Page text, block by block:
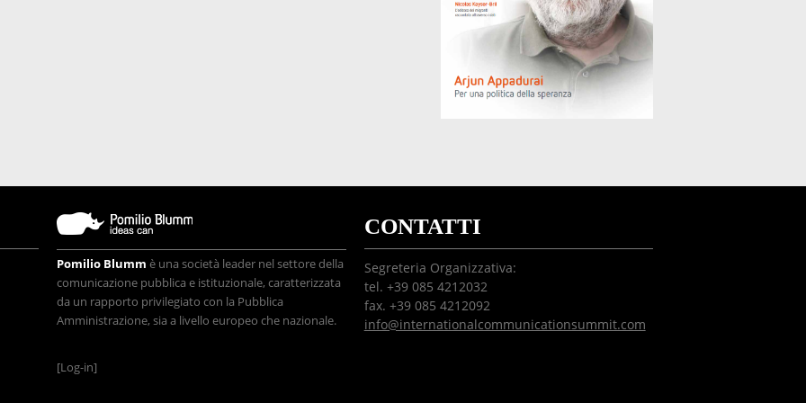
Pomilio Blumm è una società leader nel settore della
comunicazione pubblica e istituzionale, caratterizzata
da un rapporto privilegiato con la Pubblica
Amministrazione, sia a livello europeo che nazionale.
[Log-in]
CONTATTI
Segreteria Organizzativa:
tel. +39 085 4212032
fax. +39 085 4212092
info@internationalcommunicationsummit.com